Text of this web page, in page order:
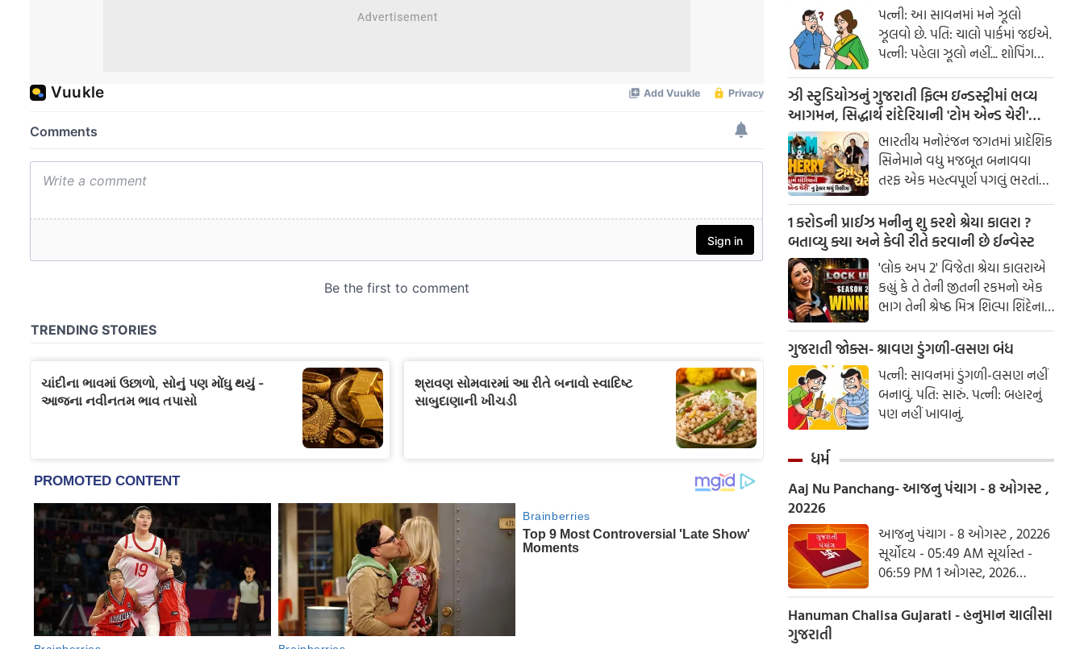
પત્ની: આ સાવનમાં મને ઝૂલો
ઝૂલવો છે. પતિ: ચાલો પાર્કમાં જઈએ.
પત્ની: પહેલા ઝૂલો નહીં... શોપિંગ
કરાવ!
ઝી સ્ટુડિયોઝનું ગુજરાતી ફિલ્મ ઇન્ડસ્ટ્રીમાં ભવ્ય
આગમન, સિદ્ધાર્થ રાંદેરિયાની 'ટોમ એન્ડ ચેરી'
સાથે કરશે શરૂઆત; ટ્રેલર થયું રિલીઝ
ભારતીય મનોરંજન જગતમાં પ્રાદેશિક
સિનેમાને વધુ મજબૂત બનાવવા
તરફ એક મહત્વપૂર્ણ પગલું ભરતાં
ઝી સ્ટુડિયોઝે ગુજરાતી ફિલ્મ
ઇન્ડસ્ટ્રીમાં પોતાની સત્તાવાર
એન્ટ્રીની જાહેરાત કરી છે.
1 કરોડની પ્રાઈઝ મનીનુ શુ કરશે શ્રેયા કાલરા ?
બતાવ્યુ ક્યા અને કેવી રીતે કરવાની છે ઈન્વેસ્ટ
'લોક અપ 2' વિજેતા શ્રેયા કાલરાએ
કહ્યું કે તે તેની જીતની રકમનો એક
ભાગ તેની શ્રેષ્ઠ મિત્ર શિલ્પા શિંદેના
આશ્રય ગૃહમાં દાન કરશે.
ગુજરાતી જોક્સ- શ્રાવણ ડુંગળી-લસણ બંધ
પત્ની: સાવનમાં ડુંગળી-લસણ નહીં
બનાવું. પતિ: સારું. પત્ની: બહારનું
પણ નહીં ખાવાનું.
ધર્મ
Aaj Nu Panchang- આજનુ પંચાગ - 8 ઓગસ્ટ ,
20226
આજનુ પંચાગ - 8 ઓગસ્ટ , 20226
સૂર્યોદય - 05:49 AM સૂર્યાસ્ત -
06:59 PM 1 ઓગસ્ટ, 2026
શનિવાર આષાઢ વદ ત્રિજ- વિક્રમ
સંવત 2082
Hanuman Chalisa Gujarati - હનુમાન ચાલીસા
ગુજરાતી